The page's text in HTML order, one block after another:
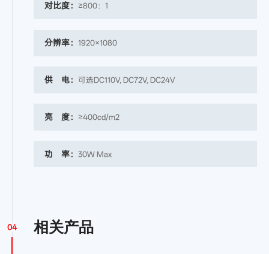
对比度： ≥800：1
分辨率： 1920×1080
供 电： 可选DC110V, DC72V, DC24V
亮 度： ≥400cd/m2
功 率： 30W Max
04 相关产品